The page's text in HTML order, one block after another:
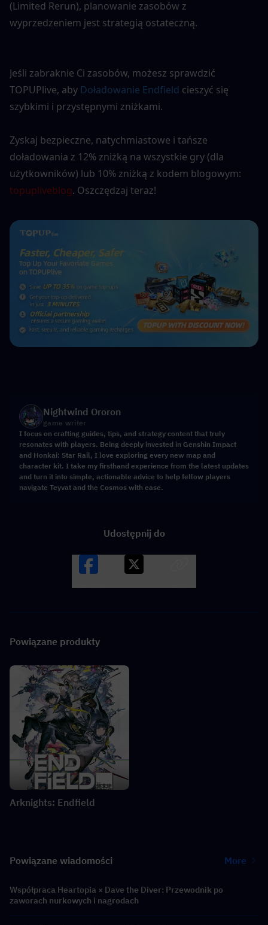
(Limited Rerun), planowanie zasobów z
wyprzedzeniem jest strategią ostateczną.
Jeśli zabraknie Ci zasobów, możesz sprawdzić
TOPUPlive, aby Doładowanie Endfield cieszyć się
szybkimi i przystępnymi zniżkami.
Zyskaj bezpieczne, natychmiastowe i tańsze
doładowania z 12% zniżką na wszystkie gry (dla
topupliveblog. Oszczędzaj teraz!
Nightwind Ororon
game writer
I focus on crafting guides, tips, and strategy content that truly
resonates with players. Being deeply invested in Genshin Impact
and Honkai: Star Rail, I love exploring every new map and
character kit. I take my firsthand experience from the latest updates
and turn it into simple, actionable advice to help fellow players
navigate Teyvat and the Cosmos with ease.
Udostępnij do
Powiązane produkty
Arknights: Endfield
Powiązane wiadomości More
Współpraca Heartopia × Dave the Diver: Przewodnik po
zaworach nurkowych i nagrodach